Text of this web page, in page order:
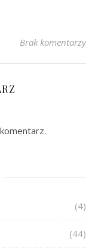
Brak komentarzy
(4)
(44)